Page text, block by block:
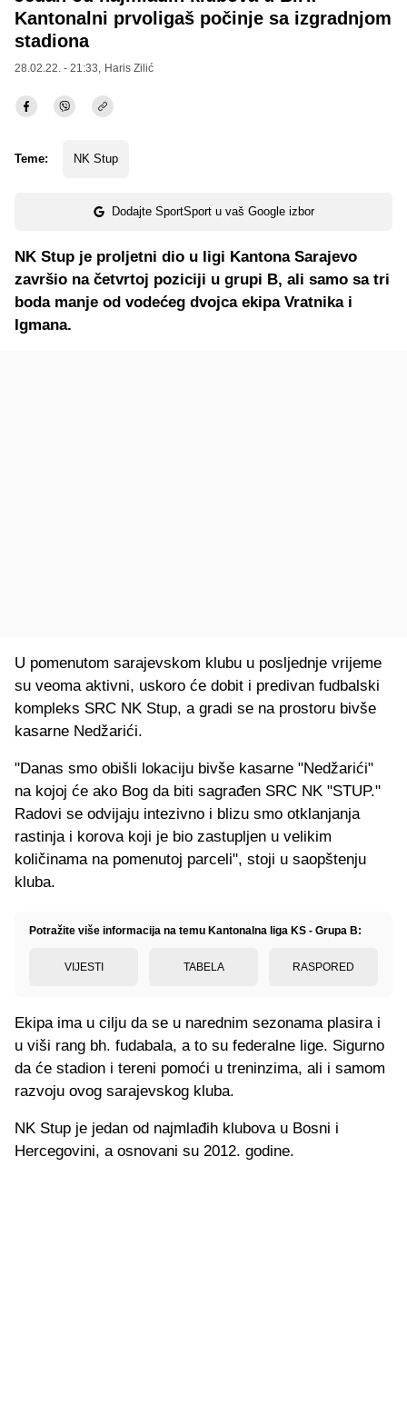
Kantonalni prvoligaš počinje sa izgradnjom
stadiona
28.02.22. - 21:33, Haris Zilić
Teme: NK Stup
Dodajte SportSport u vaš Google izbor
NK Stup je proljetni dio u ligi Kantona Sarajevo
završio na četvrtoj poziciji u grupi B, ali samo sa tri
boda manje od vodećeg dvojca ekipa Vratnika i
Igmana.
U pomenutom sarajevskom klubu u posljednje vrijeme
su veoma aktivni, uskoro će dobit i predivan fudbalski
kompleks SRC NK Stup, a gradi se na prostoru bivše
kasarne Nedžarići.
"Danas smo obišli lokaciju bivše kasarne "Nedžarići"
na kojoj će ako Bog da biti sagrađen SRC NK "STUP."
Radovi se odvijaju intezivno i blizu smo otklanjanja
rastinja i korova koji je bio zastupljen u velikim
količinama na pomenutoj parceli", stoji u saopštenju
kluba.
Potražite više informacija na temu Kantonalna liga KS - Grupa B:
VIJESTI TABELA RASPORED
Ekipa ima u cilju da se u narednim sezonama plasira i
u viši rang bh. fudabala, a to su federalne lige. Sigurno
da će stadion i tereni pomoći u treninzima, ali i samom
razvoju ovog sarajevskog kluba.
NK Stup je jedan od najmlađih klubova u Bosni i
Hercegovini, a osnovani su 2012. godine.